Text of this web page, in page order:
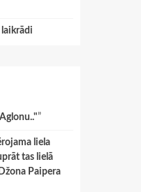
laikrādi
”
liela
tas lielā
Paipera